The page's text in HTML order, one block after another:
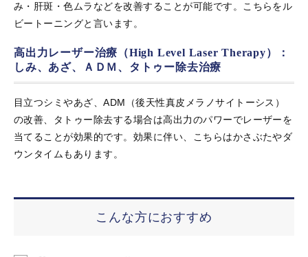
み・肝斑・色ムラなどを改善することが可能です。こちらをル
ビートーニングと言います。
高出力レーザー治療（High Level Laser Therapy）：
しみ、あざ、ＡＤＭ、タトゥー除去治療
目立つシミやあざ、ADM（後天性真皮メラノサイトーシス）
の改善、タトゥー除去する場合は高出力のパワーでレーザーを
当てることが効果的です。効果に伴い、こちらはかさぶたやダ
ウンタイムもあります。
こんな方におすすめ